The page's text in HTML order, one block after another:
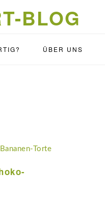
ÜBER UNS